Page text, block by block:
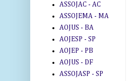
ASSOJAC - AC
ASSOJEMA - MA
AOJUS - BA
AOJESP - SP
AOJEP - PB
AOJUS - DF
ASSOJASP - SP